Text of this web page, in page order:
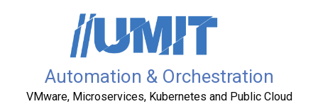
Automation & Orchestration
VMware, Microservices, Kubernetes and Public Cloud